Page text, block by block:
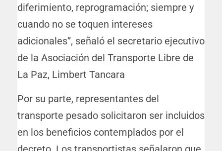
diferimiento, reprogramación; siempre y
cuando no se toquen intereses
adicionales”, señaló el secretario ejecutivo
de la Asociación del Transporte Libre de
La Paz, Limbert Tancara
Por su parte, representantes del
transporte pesado solicitaron ser incluidos
en los beneficios contemplados por el